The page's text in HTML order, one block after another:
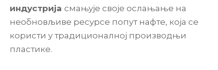
индустрија смањује своје ослањање на
необновљиве ресурсе попут нафте, која се
користи у традиционалној производњи
пластике.